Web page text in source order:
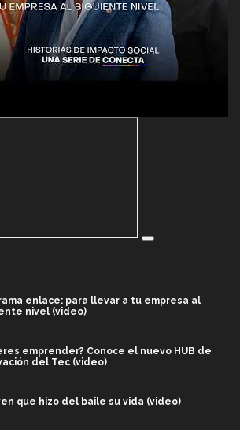
enlace: para llevar a tu empresa al
nivel (video)
emprender? Conoce el nuevo HUB de
del Tec (video)
que hizo del baile su vida (video)